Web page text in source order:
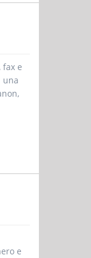
fax e
una
e